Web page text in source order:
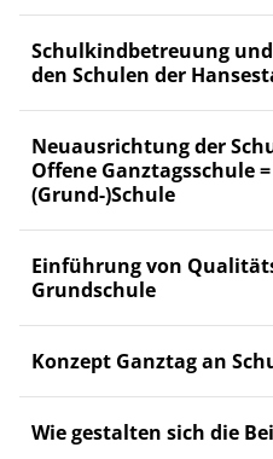
Schulkindbetreuung
den Schulen der
Neuausrichtung der
Offene Ganztagsschule
(Grund-)Schule
Einführung von
Grundschule
Konzept Ganztag an
Wie gestalten sich die